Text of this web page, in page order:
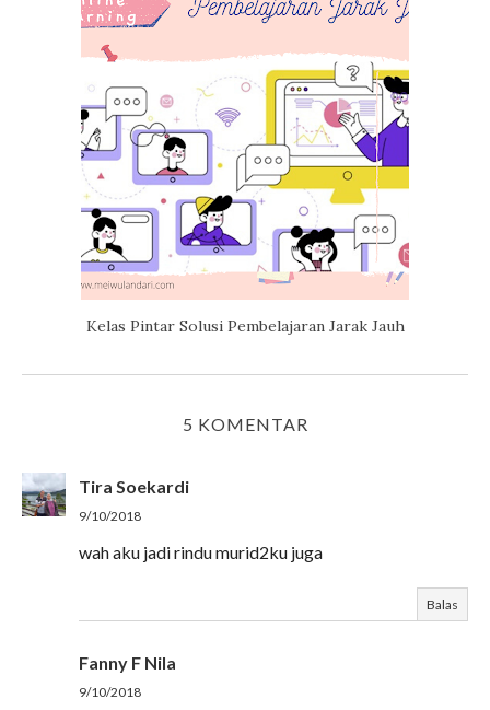
Kelas Pintar Solusi Pembelajaran Jarak Jauh
5 KOMENTAR
Tira Soekardi
9/10/2018
wah aku jadi rindu murid2ku juga
Balas
Fanny F Nila
9/10/2018